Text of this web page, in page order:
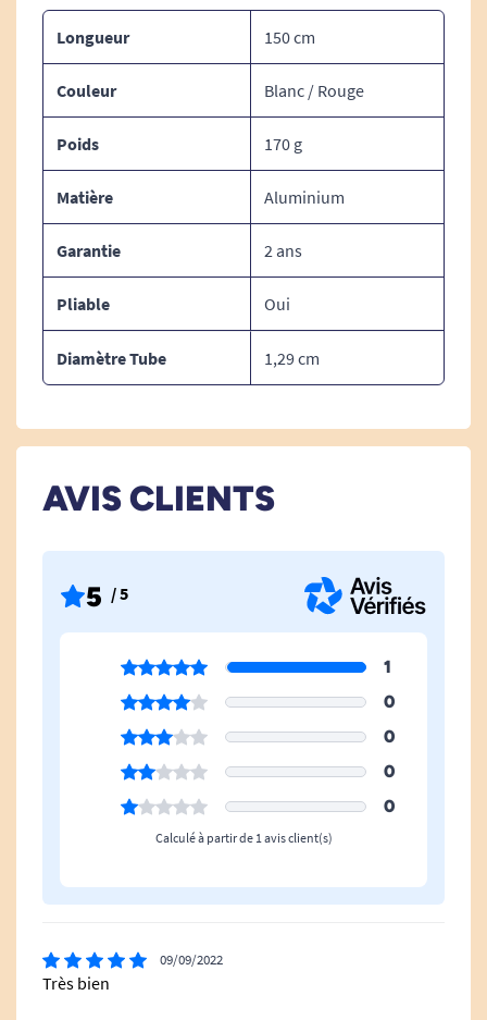
Longueur 150 cm
Couleur Blanc / Rouge
Poids 170 g
Matière Aluminium
Garantie 2 ans
Pliable Oui
Diamètre Tube 1,29 cm
AVIS CLIENTS
5 / 5
1
0
0
0
0
Calculé à partir de 1 avis client(s)
09/09/2022
Très bien